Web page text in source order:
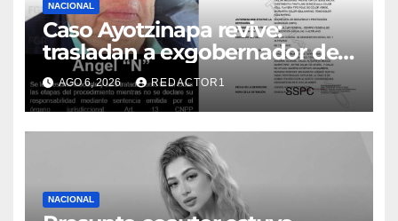
NACIONAL
Caso Ayotzinapa revive:
trasladan a exgobernador de
Guerrero a prisión federal
AGO 6, 2026 REDACTOR1
NACIONAL